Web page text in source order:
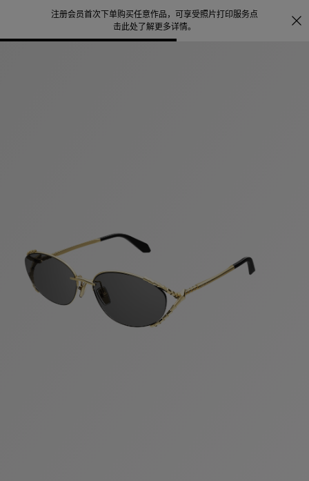
注册会员首次下单购买任意作品，可享受照片打印服务点
击此处了解更多详情。